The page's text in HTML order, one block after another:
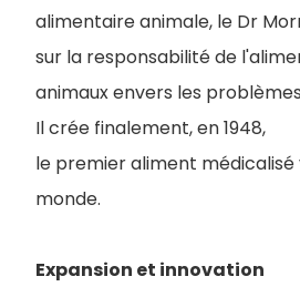
alimentaire animale, le Dr
sur la responsabilité de
animaux envers les
Il crée finalement, en 1948,
le premier aliment
monde.
Expansion et innovation